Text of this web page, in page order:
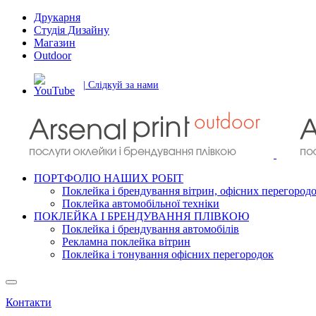
Друкарня
Студія Дизайну
Магазин
Outdoor
| Слідкуй за нами
ПОРТФОЛІО НАШИХ РОБІТ
Поклейка і брендування вітрин, офісних
Поклейка автомобільної техніки
ПОКЛЕЙКА І БРЕНДУВАННЯ ПЛІВКОЮ
Поклейка і брендування автомобілів
Рекламна поклейка вітрин
Поклейка і тонування офісних перегородок
Контакти